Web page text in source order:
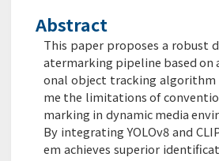
Abstract
This paper proposes a robust
atermarking pipeline based on
onal object tracking algorithm
me the limitations of
marking in dynamic media
By integrating YOLOv8 and
em achieves superior